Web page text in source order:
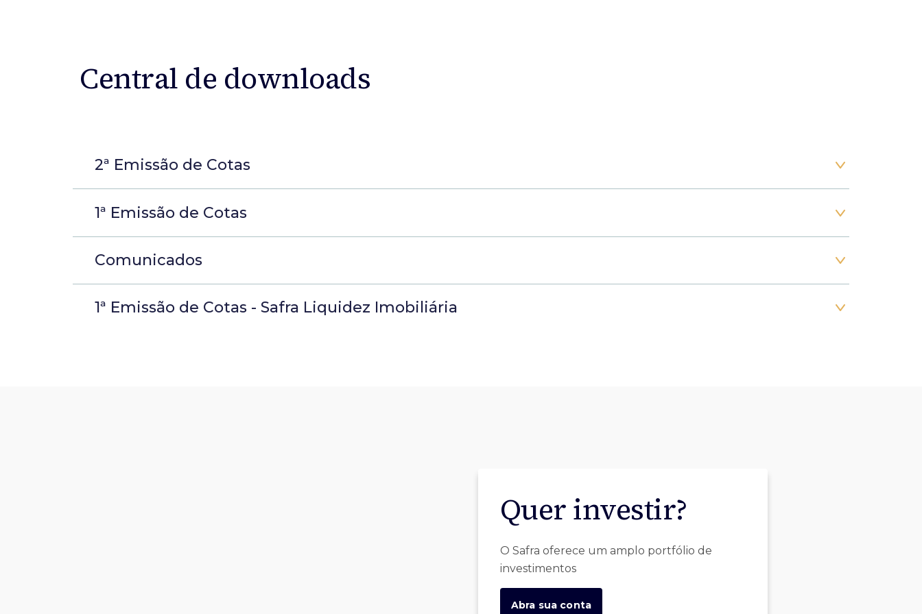
Central de downloads
2ª Emissão de Cotas
1ª Emissão de Cotas
Comunicados
1ª Emissão de Cotas - Safra Liquidez Imobiliária
Quer investir?
O Safra oferece um amplo portfólio de
investimentos
Abra sua conta